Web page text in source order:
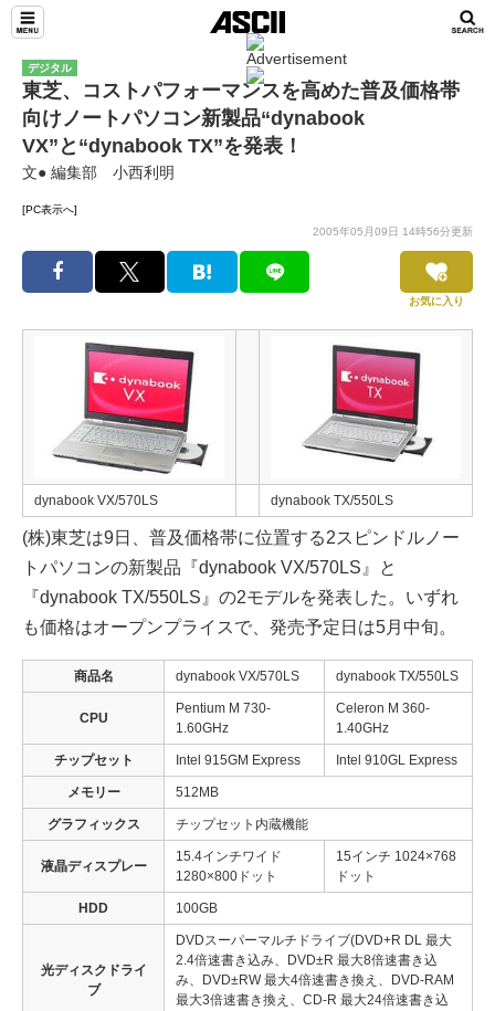
デジタル
東芝、コストパフォーマンスを高めた普及価格帯
向けノートパソコン新製品“dynabook
VX”と“dynabook TX”を発表！
文● 編集部 小西利明
[PC表示へ]
2005年05月09日 14時56分更新
お気に入り
dynabook VX/570LS dynabook TX/550LS
(株)東芝は9日、普及価格帯に位置する2スピンドルノー
トパソコンの新製品『dynabook VX/570LS』と
『dynabook TX/550LS』の2モデルを発表した。いずれ
も価格はオープンプライスで、発売予定日は5月中旬。
商品名 dynabook VX/570LS dynabook TX/550LS
CPU
Pentium M 730-
1.60GHz
Celeron M 360-
1.40GHz
チップセット Intel 915GM Express Intel 910GL Express
メモリー 512MB
グラフィックス チップセット内蔵機能
液晶ディスプレー
15.4インチワイド
1280×800ドット
15インチ 1024×768
ドット
HDD 100GB
光ディスクドライ
ブ
DVDスーパーマルチドライブ(DVD+R DL 最大
2.4倍速書き込み、DVD±R 最大8倍速書き込
み、DVD±RW 最大4倍速書き換え、DVD-RAM
最大3倍速書き換え、CD-R 最大24倍速書き込